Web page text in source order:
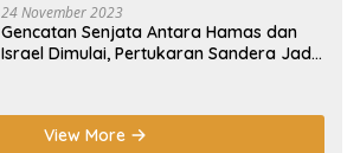
24 November 2023
Gencatan Senjata Antara Hamas dan
Israel Dimulai, Pertukaran Sandera Jadi
View More